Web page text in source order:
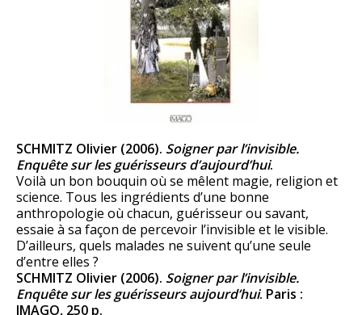
SCHMITZ Olivier (2006). Soigner par l’invisible.
Enquête sur les guérisseurs d’aujourd’hui.
Voilà un bon bouquin où se mêlent magie, religion et
science. Tous les ingrédients d’une bonne
anthropologie où chacun, guérisseur ou savant,
essaie à sa façon de percevoir l’invisible et le visible.
D’ailleurs, quels malades ne suivent qu’une seule
d’entre elles ?
SCHMITZ Olivier (2006). Soigner par l’invisible.
Enquête sur les guérisseurs aujourd’hui. Paris :
IMAGO, 250 p.